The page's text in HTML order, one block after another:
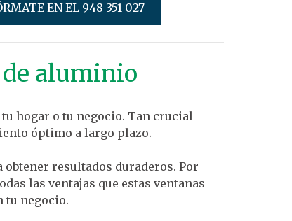
EN EL 948 351 027
aluminio
hogar o tu negocio. Tan crucial
óptimo a largo plazo.
obtener resultados duraderos. Por
las ventajas que estas ventanas
tu negocio.